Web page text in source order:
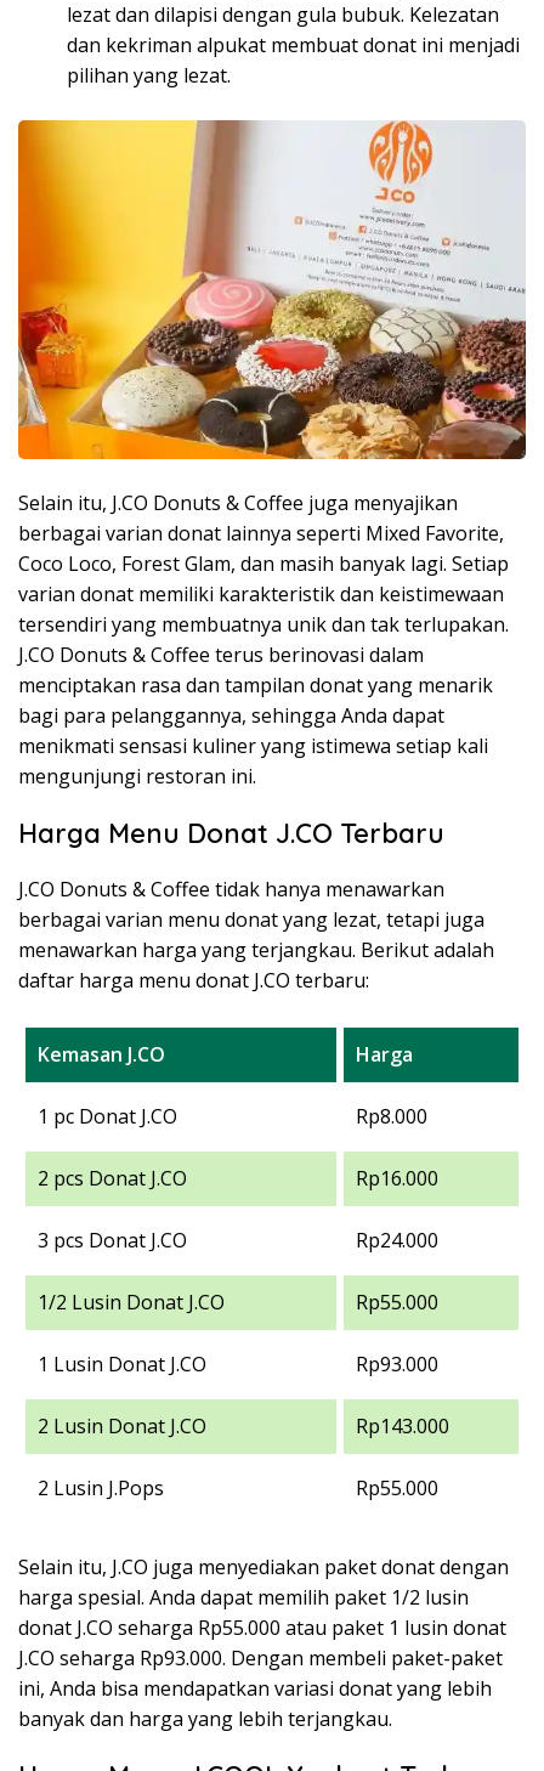
lezat dan dilapisi dengan gula bubuk. Kelezatan
dan kekriman alpukat membuat donat ini menjadi
pilihan yang lezat.
Selain itu, J.CO Donuts & Coffee juga menyajikan
berbagai varian donat lainnya seperti Mixed Favorite,
Coco Loco, Forest Glam, dan masih banyak lagi. Setiap
varian donat memiliki karakteristik dan keistimewaan
tersendiri yang membuatnya unik dan tak terlupakan.
J.CO Donuts & Coffee terus berinovasi dalam
menciptakan rasa dan tampilan donat yang menarik
bagi para pelanggannya, sehingga Anda dapat
menikmati sensasi kuliner yang istimewa setiap kali
mengunjungi restoran ini.
Harga Menu Donat J.CO Terbaru
J.CO Donuts & Coffee tidak hanya menawarkan
berbagai varian menu donat yang lezat, tetapi juga
menawarkan harga yang terjangkau. Berikut adalah
daftar harga menu donat J.CO terbaru:
Kemasan J.CO Harga
1 pc Donat J.CO Rp8.000
2 pcs Donat J.CO Rp16.000
3 pcs Donat J.CO Rp24.000
1/2 Lusin Donat J.CO Rp55.000
1 Lusin Donat J.CO Rp93.000
2 Lusin Donat J.CO Rp143.000
2 Lusin J.Pops Rp55.000
Selain itu, J.CO juga menyediakan paket donat dengan
harga spesial. Anda dapat memilih paket 1/2 lusin
donat J.CO seharga Rp55.000 atau paket 1 lusin donat
J.CO seharga Rp93.000. Dengan membeli paket-paket
ini, Anda bisa mendapatkan variasi donat yang lebih
banyak dan harga yang lebih terjangkau.